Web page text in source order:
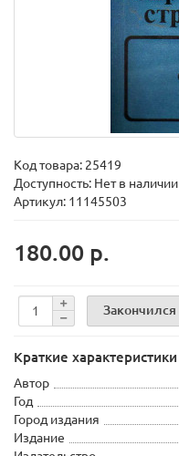
Код товара: 25419
Доступность: Нет в наличии
Артикул: 11145503
180.00 р.
Закончился
Краткие характеристики
Автор
Год
Город издания
Издание